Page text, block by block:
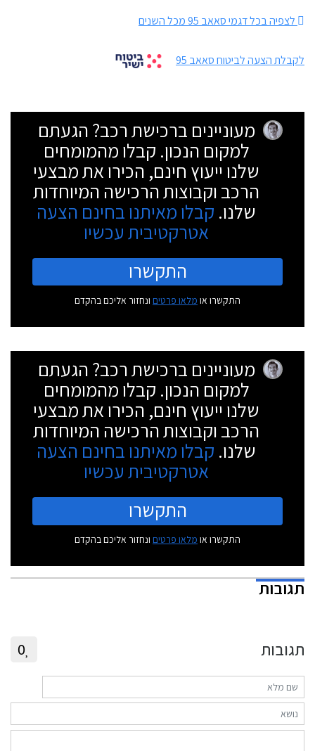
לצפיה בכל דגמי סאאב 95 מכל השנים
לקבלת הצעה לביטוח סאאב 95
מעוניינים ברכישת רכב? הגעתם
למקום הנכון. קבלו מהמומחים
שלנו ייעוץ חינם, הכירו את מבצעי
הרכב וקבוצות הרכישה המיוחדות
שלנו. קבלו מאיתנו בחינם הצעה
אטרקטיבית עכשיו
התקשרו
התקשרו או מלאו פרטים ונחזור אליכם בהקדם
מעוניינים ברכישת רכב? הגעתם
למקום הנכון. קבלו מהמומחים
שלנו ייעוץ חינם, הכירו את מבצעי
הרכב וקבוצות הרכישה המיוחדות
שלנו. קבלו מאיתנו בחינם הצעה
אטרקטיבית עכשיו
התקשרו
התקשרו או מלאו פרטים ונחזור אליכם בהקדם
תגובות
תגובות 0